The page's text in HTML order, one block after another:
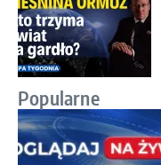
Popularne